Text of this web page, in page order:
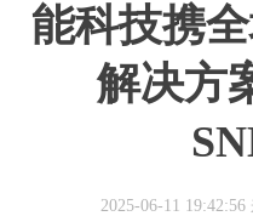
能科技携
解决方
2025-06-11